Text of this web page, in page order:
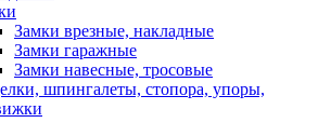
Замки врезные, накладные
Замки гаражные
Замки навесные, тросовые
шпингалеты, стопора, упоры,